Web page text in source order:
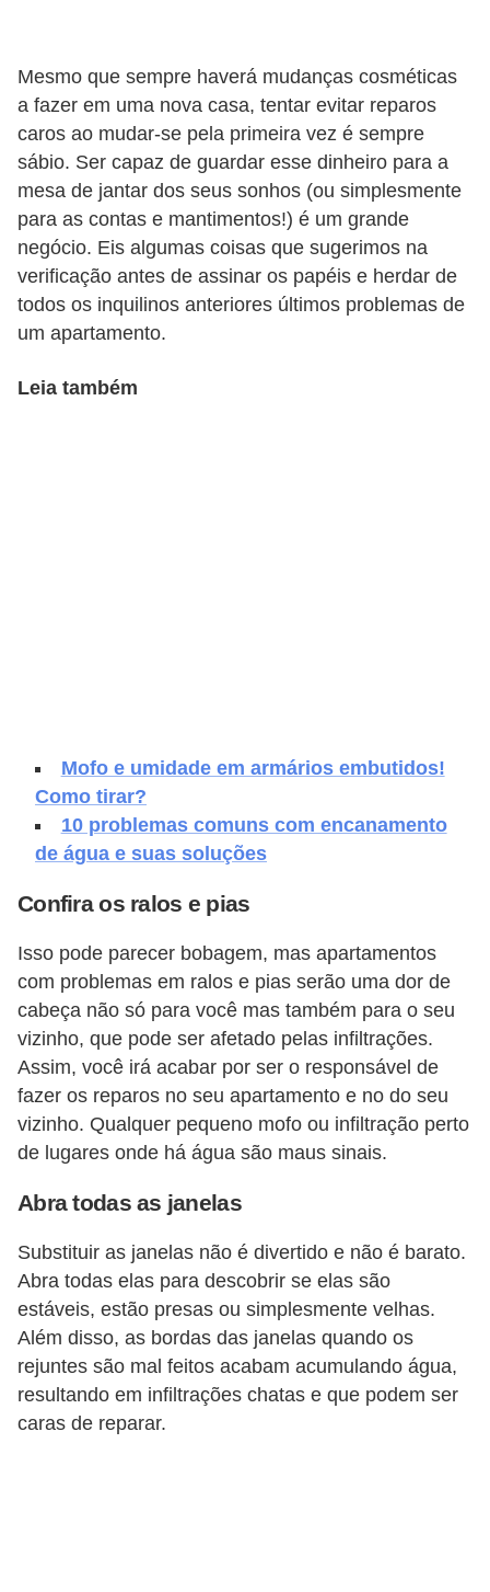
Mesmo que sempre haverá mudanças cosméticas
a fazer em uma nova casa, tentar evitar reparos
caros ao mudar-se pela primeira vez é sempre
sábio. Ser capaz de guardar esse dinheiro para a
mesa de jantar dos seus sonhos (ou simplesmente
para as contas e mantimentos!) é um grande
negócio. Eis algumas coisas que sugerimos na
verificação antes de assinar os papéis e herdar de
todos os inquilinos anteriores últimos problemas de
um apartamento.
Leia também
Mofo e umidade em armários embutidos!
Como tirar?
10 problemas comuns com encanamento
de água e suas soluções
Confira os ralos e pias
Isso pode parecer bobagem, mas apartamentos
com problemas em ralos e pias serão uma dor de
cabeça não só para você mas também para o seu
vizinho, que pode ser afetado pelas infiltrações.
Assim, você irá acabar por ser o responsável de
fazer os reparos no seu apartamento e no do seu
vizinho. Qualquer pequeno mofo ou infiltração perto
de lugares onde há água são maus sinais.
Abra todas as janelas
Substituir as janelas não é divertido e não é barato.
Abra todas elas para descobrir se elas são
estáveis, estão presas ou simplesmente velhas.
Além disso, as bordas das janelas quando os
rejuntes são mal feitos acabam acumulando água,
resultando em infiltrações chatas e que podem ser
caras de reparar.
l
C
o
n
s
t
r
u
r
c
o
a
ã
o
D
i
c
a
p
a
r
a
s
u
a